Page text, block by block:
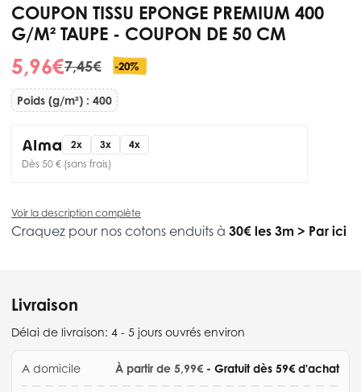
COUPON TISSU EPONGE PREMIUM 400
G/M² TAUPE - COUPON DE 50 CM
7,45 €
5,96 € -20%
Poids (g/m²) : 400
2x 3x
4x
Dès 50 € (sans frais)
Voir la description complète
Craquez pour nos cotons enduits à 30€ les 3m > Par ici
Livraison
Délai de livraison: 4 - 5 jours ouvrés environ
A domicile À partir de 5,99€ - Gratuit dès 59€ d'achat